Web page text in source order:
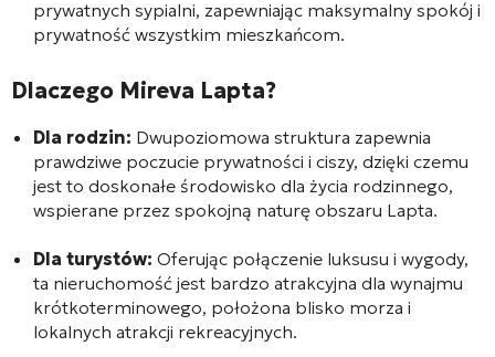
prywatnych sypialni, zapewniając maksymalny spokój i
prywatność wszystkim mieszkańcom.
Dlaczego Mireva Lapta?
Dla rodzin: Dwupoziomowa struktura zapewnia
prawdziwe poczucie prywatności i ciszy, dzięki czemu
jest to doskonałe środowisko dla życia rodzinnego,
wspierane przez spokojną naturę obszaru Lapta.
Dla turystów: Oferując połączenie luksusu i wygody,
ta nieruchomość jest bardzo atrakcyjna dla wynajmu
krótkoterminowego, położona blisko morza i
lokalnych atrakcji rekreacyjnych.